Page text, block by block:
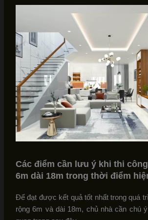
Các điểm cần lưu ý khi thi
6m dài 18m trong thời điểm
Để đạt được kết quả tốt nhất trong quá
rộng 6m và dài 18m, chủ nhà cần chú